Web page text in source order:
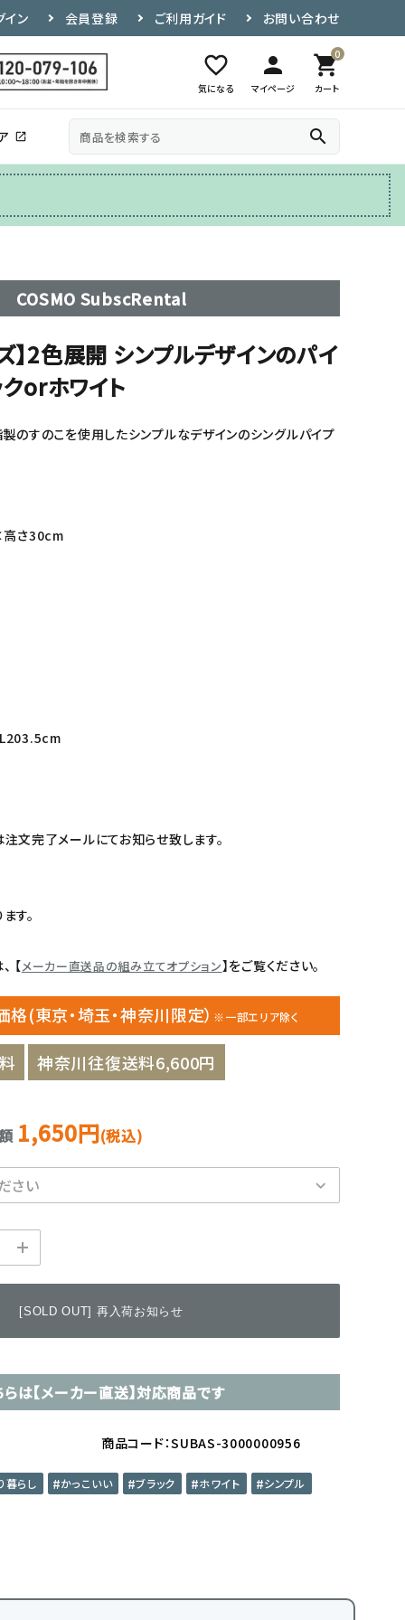
イン 会員登録 ご利用ガイド お問い合わせ
favorite_border
気になる
person
マイページ
0
shopping_cart
カート
その他
テレビ台
open_in_new search
COSMO SubscRental
】2色展開 シンプルデザインのパイ
orホワイト
のすのこを使用したシンプルなデザインのシングルパイプ
さ30cm
文完了メールにてお知らせ致します。
す。
【メーカー直送品の組み立てオプション】をご覧ください。
格(東京・埼玉・神奈川限定） ※一部エリア除く
神奈川往復送料6,600円
1,650円(税込)
[SOLD OUT] 再入荷お知らせ
らは【メーカー直送】対応商品です
商品コード：SUBAS-3000000956
暮らし かっこいい ブラック ホワイト シンプル